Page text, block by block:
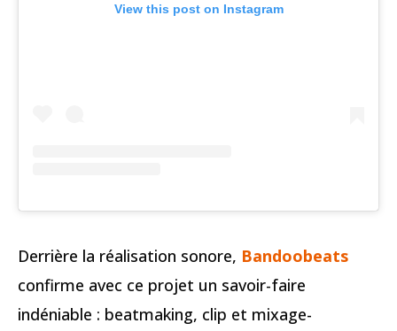
View this post on Instagram
Derrière la réalisation sonore, Bandoobeats
confirme avec ce projet un savoir-faire
indéniable : beatmaking, clip et mixage-